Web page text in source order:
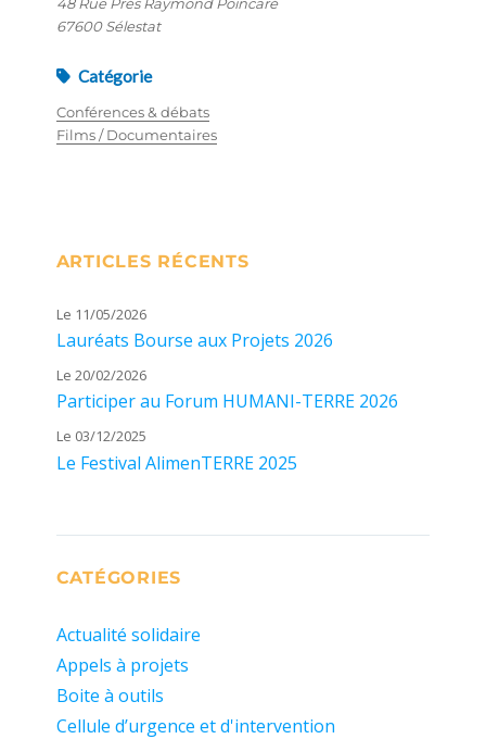
67600 Sélestat
Catégorie
Conférences & débats
Films / Documentaires
ARTICLES RÉCENTS
Le 11/05/2026
Lauréats Bourse aux Projets 2026
Le 20/02/2026
Participer au Forum HUMANI-TERRE 2026
Le 03/12/2025
Le Festival AlimenTERRE 2025
CATÉGORIES
Actualité solidaire
Appels à projets
Boite à outils
Cellule d’urgence et d'intervention